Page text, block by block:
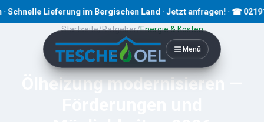
Lieferung im Bergischen Land · Jetzt anfragen! · ☎ 02191 80793
Menü
Startseite/Ratgeber/Energie & Kosten
Min. Lesezeit
Ölheizung modernisieren —